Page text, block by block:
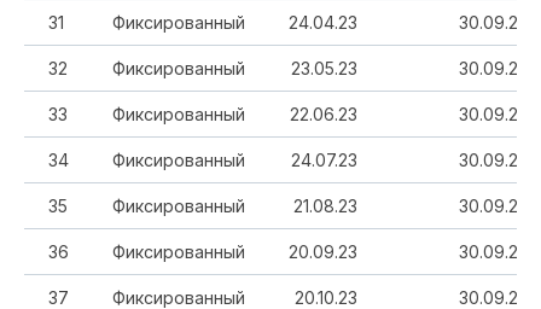
31 Фиксированный 24.04.23 30.09.20
32 Фиксированный 23.05.23 30.09.20
33 Фиксированный 22.06.23 30.09.20
34 Фиксированный 24.07.23 30.09.20
35 Фиксированный 21.08.23 30.09.20
36 Фиксированный 20.09.23 30.09.20
37 Фиксированный 20.10.23 30.09.20